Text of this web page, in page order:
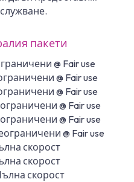
пакети
@ Fair use
@ Fair use
@ Fair use
@ Fair use
@ Fair use
@ Fair use
скорост
скорост
скорост